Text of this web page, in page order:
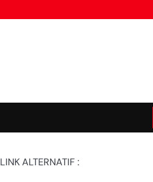
LINK ALTERNATIF :